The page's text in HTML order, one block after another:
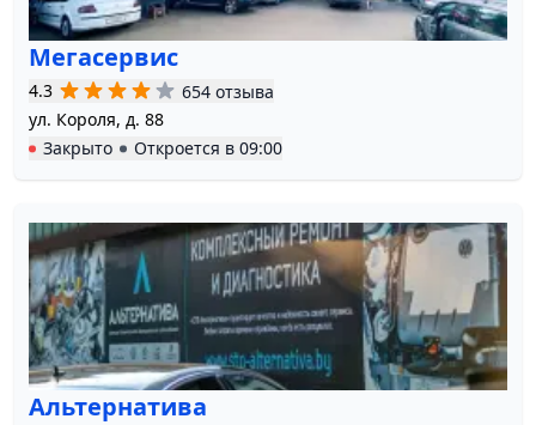
Мегасервис
4.3
654 отзыва
ул. Короля, д. 88
Закрыто
Откроется в 09:00
Альтернатива